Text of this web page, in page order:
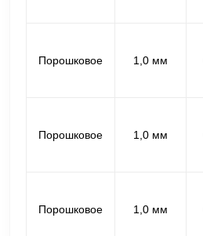
Порошковое 1,0 мм
Порошковое 1,0 мм
Порошковое 1,0 мм